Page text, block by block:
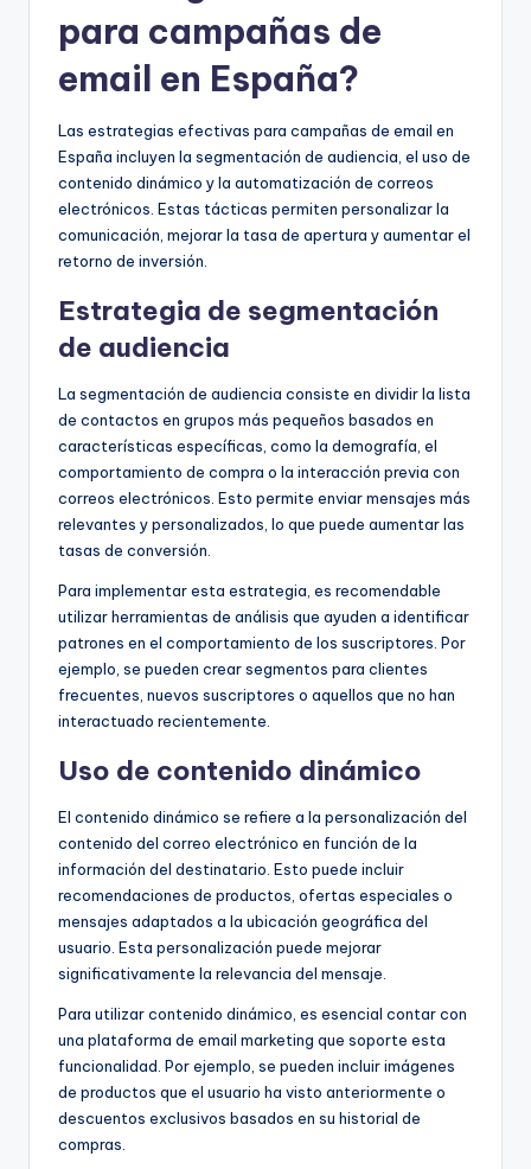
para campañas de
email en España?
Las estrategias efectivas para campañas de email en
España incluyen la segmentación de audiencia, el uso de
contenido dinámico y la automatización de correos
electrónicos. Estas tácticas permiten personalizar la
comunicación, mejorar la tasa de apertura y aumentar el
retorno de inversión.
Estrategia de segmentación
de audiencia
La segmentación de audiencia consiste en dividir la lista
de contactos en grupos más pequeños basados en
características específicas, como la demografía, el
comportamiento de compra o la interacción previa con
correos electrónicos. Esto permite enviar mensajes más
relevantes y personalizados, lo que puede aumentar las
tasas de conversión.
Para implementar esta estrategia, es recomendable
utilizar herramientas de análisis que ayuden a identificar
patrones en el comportamiento de los suscriptores. Por
ejemplo, se pueden crear segmentos para clientes
frecuentes, nuevos suscriptores o aquellos que no han
interactuado recientemente.
Uso de contenido dinámico
El contenido dinámico se refiere a la personalización del
contenido del correo electrónico en función de la
información del destinatario. Esto puede incluir
recomendaciones de productos, ofertas especiales o
mensajes adaptados a la ubicación geográfica del
usuario. Esta personalización puede mejorar
significativamente la relevancia del mensaje.
Para utilizar contenido dinámico, es esencial contar con
una plataforma de email marketing que soporte esta
funcionalidad. Por ejemplo, se pueden incluir imágenes
de productos que el usuario ha visto anteriormente o
descuentos exclusivos basados en su historial de
compras.